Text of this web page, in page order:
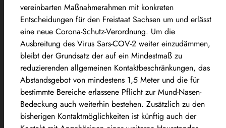
vereinbarten Maßnahmerahmen mit konkreten
Entscheidungen für den Freistaat Sachsen um und erlässt
eine neue Corona-Schutz-Verordnung. Um die
Ausbreitung des Virus Sars-COV-2 weiter einzudämmen,
bleibt der Grundsatz der auf ein Mindestmaß zu
reduzierenden allgemeinen Kontaktbeschränkungen, das
Abstandsgebot von mindestens 1,5 Meter und die für
bestimmte Bereiche erlassene Pflicht zur Mund-Nasen-
Bedeckung auch weiterhin bestehen. Zusätzlich zu den
bisherigen Kontaktmöglichkeiten ist künftig auch der